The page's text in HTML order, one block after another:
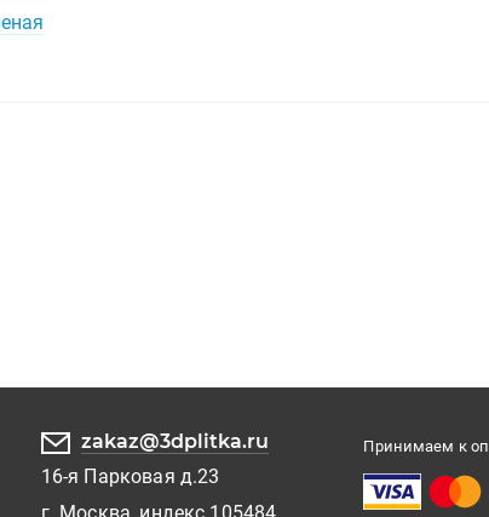
zakaz@3dplitka.ru
16-я Парковая д.23
Принимаем к